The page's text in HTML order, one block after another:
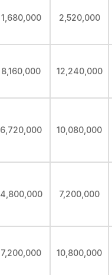
1,680,000 2,520,000
8,160,000 12,240,000
6,720,000 10,080,000
4,800,000 7,200,000
7,200,000 10,800,000